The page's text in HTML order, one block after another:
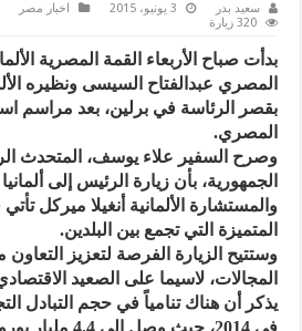
سعيد بدر 3 يونيو، 2015 اخبار مصر
320 زيارة
بدأت صباح الأربعاء القمة المصرية
المصري عبدالفتاح السيسى ونظيره
بقصر الرئاسة في برلين، بعد مراسم
المصري.
وصرح السفير علاء يوسف، المتحدث
الجمهورية، بأن زيارة الرئيس إلى
والمستشارة الألمانية أنغيلا ميركل
المتميزة التي تجمع بين البلدين.
وستتيح الزيارة الفرصة لتعزيز
المجالات، لاسيما على الصعيد
يذكر أن هناك تنامياً في حجم التبادل
في 2014، حيث وصل